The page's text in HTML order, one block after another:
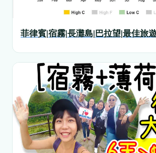
菲律賓|宿霧|長灘島|巴拉望|最佳旅